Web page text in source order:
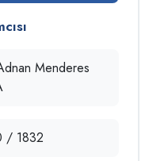
Menderes
/ 1832